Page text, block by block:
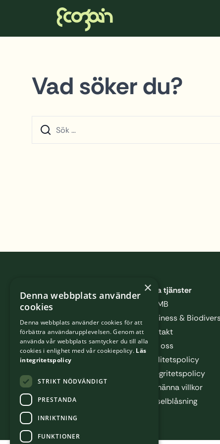
Hoppa till innehåll
Ecogain
Vad söker du?
Våra tjänster
CLIMB
Business &
Kontakt
Om oss
Kvalitetspolicy
Integritetspolicy
Allmänna villkor
Visselblåsning
×
Denna webbplats använder
cookies
Denna webbplats använder cookies för att
förbättra användarupplevelsen. Genom att
använda vår webbplats samtycker du till alla
cookies i enlighet med vår cookiepolicy. Läs
integritetspolicy
STRIKT NÖDVÄNDIGT
PRESTANDA
INRIKTNING
FUNKTIONER